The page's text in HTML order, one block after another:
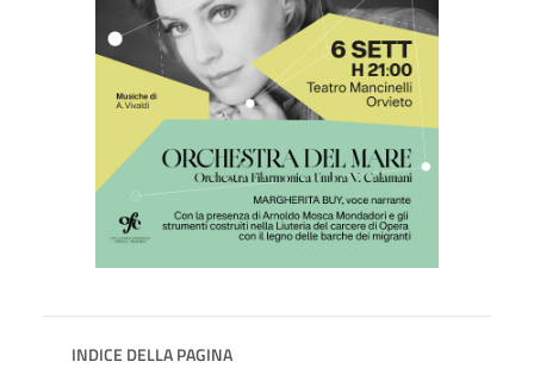
INDICE DELLA PAGINA